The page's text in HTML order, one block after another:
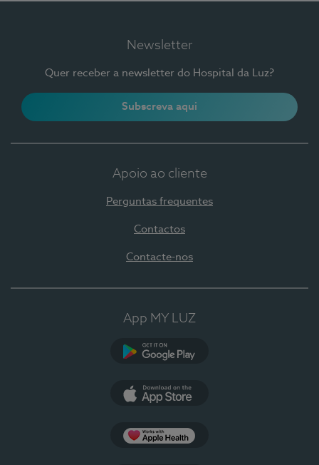
Newsletter
Quer receber a newsletter do Hospital da Luz?
Subscreva aqui
Apoio ao cliente
Perguntas frequentes
Contactos
Contacte-nos
App MY LUZ